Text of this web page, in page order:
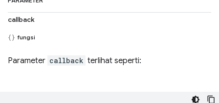
callback
fungsi
Parameter callback terlihat seperti: